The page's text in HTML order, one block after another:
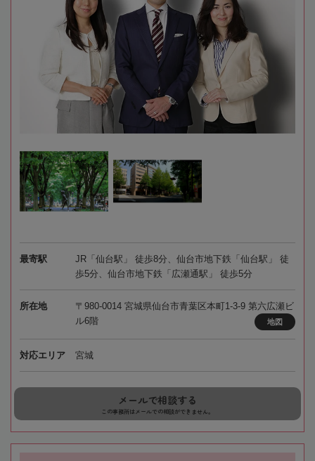
最寄駅
JR「仙台駅」 徒歩8分、仙台市地下鉄「仙台駅」 徒
歩5分、仙台市地下鉄「広瀬通駅」 徒歩5分
所在地
〒980-0014 宮城県仙台市青葉区本町1-3-9 第六広瀬ビ
ル6階
地図
対応エリア 宮城
メールで相談する
この事務所はメールでの相談ができません。